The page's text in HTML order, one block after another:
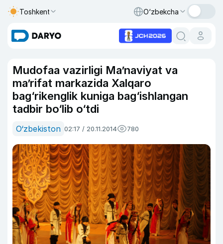
Toshkent O‘zbekcha
Mudofaa vazirligi Ma’naviyat va
ma’rifat markazida Xalqaro
bag‘rikenglik kuniga bag‘ishlangan
tadbir bo‘lib o‘tdi
O‘zbekiston 02:17 / 20.11.2014 780